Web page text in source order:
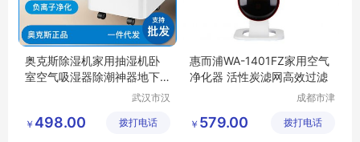
奥克斯除湿机家用抽湿机卧
室空气吸湿器除潮神器地下
武汉市汉
器销售行
￥ 498.00 拨打电话
惠而浦WA-1401FZ家用空气
净化器 活性炭滤网高效过滤
成都市津
技有限公
￥ 579.00 拨打电话